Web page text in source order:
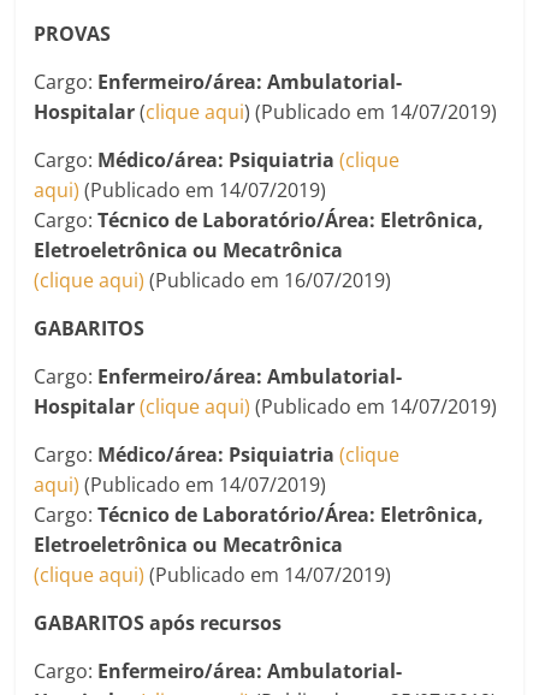
PROVAS
Cargo: Enfermeiro/área: Ambulatorial-
Hospitalar(clique aqui) (Publicado em 14/07/2019)
Cargo: Médico/área: Psiquiatria(clique
aqui) (Publicado em 14/07/2019)
Cargo:Técnico de Laboratório/Área: Eletrônica,
Eletroeletrônica ou Mecatrônica
(clique aqui) (Publicado em 16/07/2019)
GABARITOS
Cargo: Enfermeiro/área: Ambulatorial-
Hospitalar(clique aqui) (Publicado em 14/07/2019)
Cargo: Médico/área: Psiquiatria(clique
aqui) (Publicado em 14/07/2019)
Cargo:Técnico de Laboratório/Área: Eletrônica,
Eletroeletrônica ou Mecatrônica
(clique aqui)(Publicado em 14/07/2019)
GABARITOS após recursos
Cargo: Enfermeiro/área: Ambulatorial-